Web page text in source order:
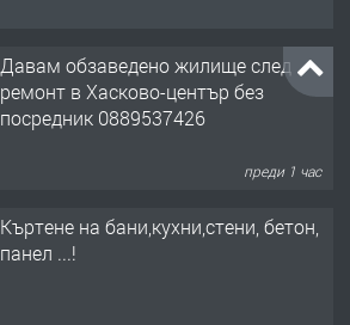
Давам обзаведено жилище след
ремонт в Хасково-център без
посредник 0889537426
преди 1 час
Къртене на бани,кухни,стени, бетон,
панел ...!